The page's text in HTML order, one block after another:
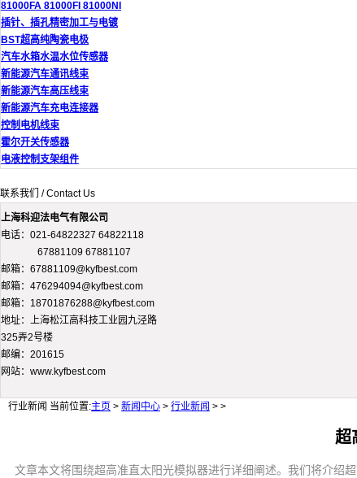
81000FA 81000FI 81000NI
插针、插孔精密加工与电镀
BST超高纯陶瓷电极
汽车水箱水温水位传感器
新能源汽车通讯线束
新能源汽车高压线束
新能源汽车充电连接器
控制电机线束
霍尔开关传感器
电液控制支架组件
联系我们 / Contact Us
上海科迎法电气有限公司
电话：021-64822327 64822118
67881109 67881107
邮箱：67881109@kyfbest.com
邮箱：476294094@kyfbest.com
邮箱：18701876288@kyfbest.com
地址：上海松江高科技工业园九泾路
325弄2号楼
邮编：201615
网站：www.kyfbest.com
行业新闻 当前位置:主页 > 新闻中心 > 行业新闻 > >
超
文章本文将围绕超高准直太阳光模拟器进行详细阐述。我们将介绍